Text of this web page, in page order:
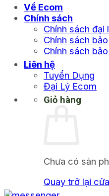
Về Ecom
Chính sách
Chính sách đại
Chính sách
Chính sách
Liên hệ
Tuyển Dụng
Đại Lý Ecom
Giỏ hàng
Chưa có sản
Quay trở lại